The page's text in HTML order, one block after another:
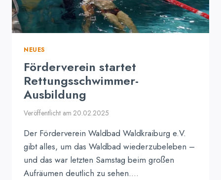
NEUES
Förderverein startet
Rettungsschwimmer-
Ausbildung
Veröffentlicht am 20.02.2025
Der Förderverein Waldbad Waldkraiburg e.V.
gibt alles, um das Waldbad wiederzubeleben –
und das war letzten Samstag beim großen
Aufräumen deutlich zu sehen….